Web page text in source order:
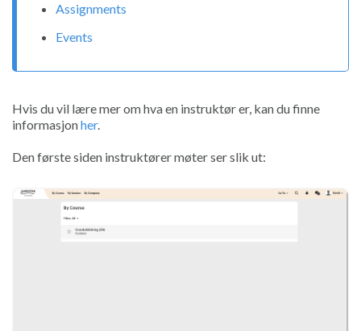
Assignments
Events
Hvis du vil lære mer om hva en instruktør er, kan du finne
informasjonher.
Den første siden instruktører møter ser slik ut: